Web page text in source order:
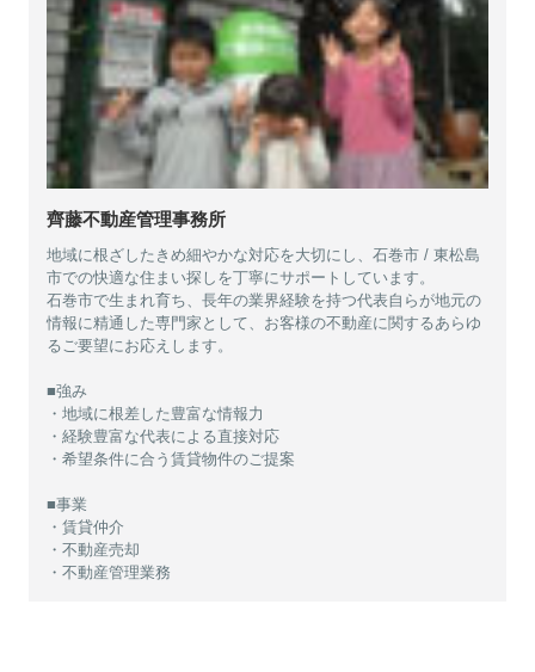
齊藤不動産管理事務所
地域に根ざしたきめ細やかな対応を大切にし、石巻市 / 東松島
市での快適な住まい探しを丁寧にサポートしています。
石巻市で生まれ育ち、長年の業界経験を持つ代表自らが地元の
情報に精通した専門家として、お客様の不動産に関するあらゆ
るご要望にお応えします。
■強み
・地域に根差した豊富な情報力
・経験豊富な代表による直接対応
・希望条件に合う賃貸物件のご提案
■事業
・賃貸仲介
・不動産売却
・不動産管理業務